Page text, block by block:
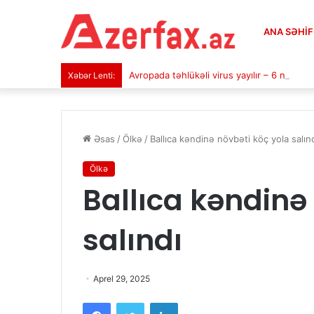
ANA
Xəbər Lenti: Avropada təhlükəli virus yayılır – 6 nəfər
Əsas /Ölkə / Ballıca kəndinə növbəti köç yola
Ölkə
Ballıca
salındı
Aprel 29, 2025